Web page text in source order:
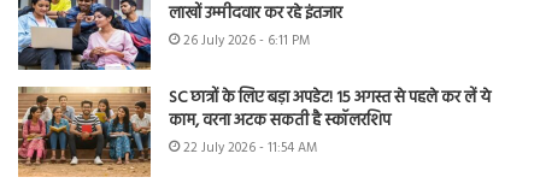
लाखों उम्मीदवार कर रहे इंतजार
26 July 2026 - 6:11 PM
SC छात्रों के लिए बड़ा अपडेट! 15 अगस्त से पहले कर लें ये
काम, वरना अटक सकती है स्कॉलरशिप
22 July 2026 - 11:54 AM